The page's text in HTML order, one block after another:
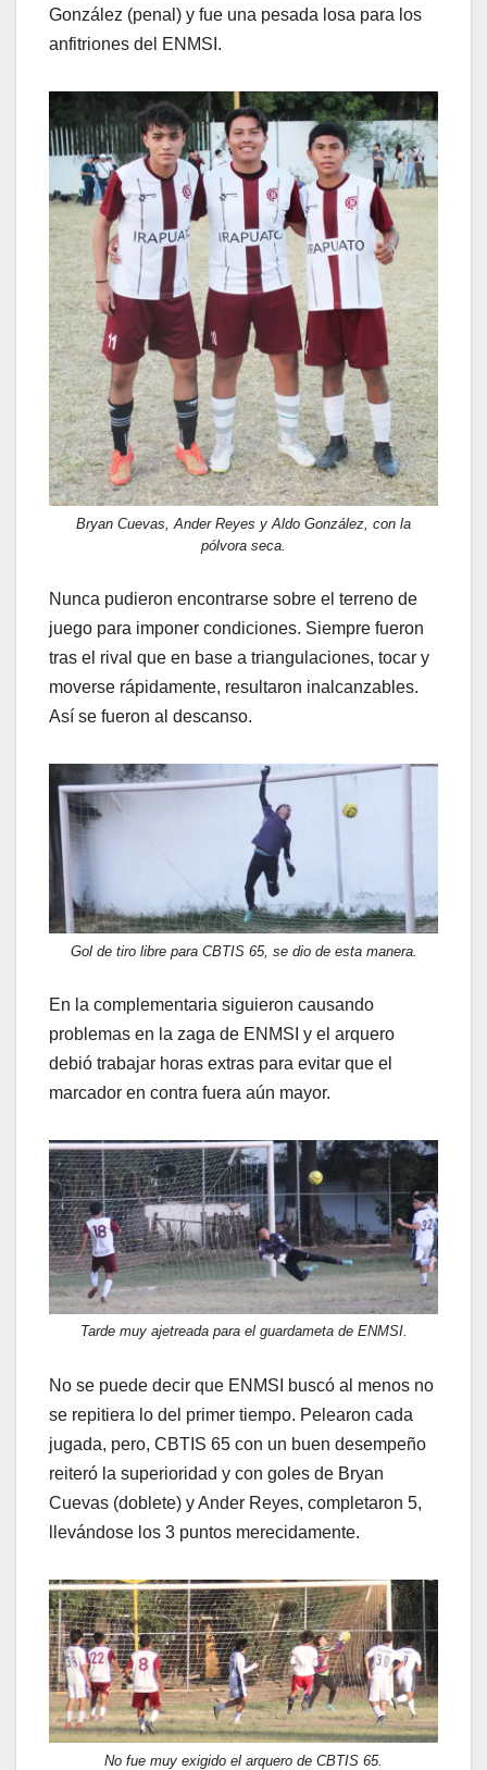
González (penal) y fue una pesada losa para los
anfitriones del ENMSI.
Bryan Cuevas, Ander Reyes y Aldo González, con la
pólvora seca.
Nunca pudieron encontrarse sobre el terreno de
juego para imponer condiciones. Siempre fueron
tras el rival que en base a triangulaciones, tocar y
moverse rápidamente, resultaron inalcanzables.
Así se fueron al descanso.
Gol de tiro libre para CBTIS 65, se dio de esta manera.
En la complementaria siguieron causando
problemas en la zaga de ENMSI y el arquero
debió trabajar horas extras para evitar que el
marcador en contra fuera aún mayor.
Tarde muy ajetreada para el guardameta de ENMSI.
No se puede decir que ENMSI buscó al menos no
se repitiera lo del primer tiempo. Pelearon cada
jugada, pero, CBTIS 65 con un buen desempeño
reiteró la superioridad y con goles de Bryan
Cuevas (doblete) y Ander Reyes, completaron 5,
llevándose los 3 puntos merecidamente.
No fue muy exigido el arquero de CBTIS 65.